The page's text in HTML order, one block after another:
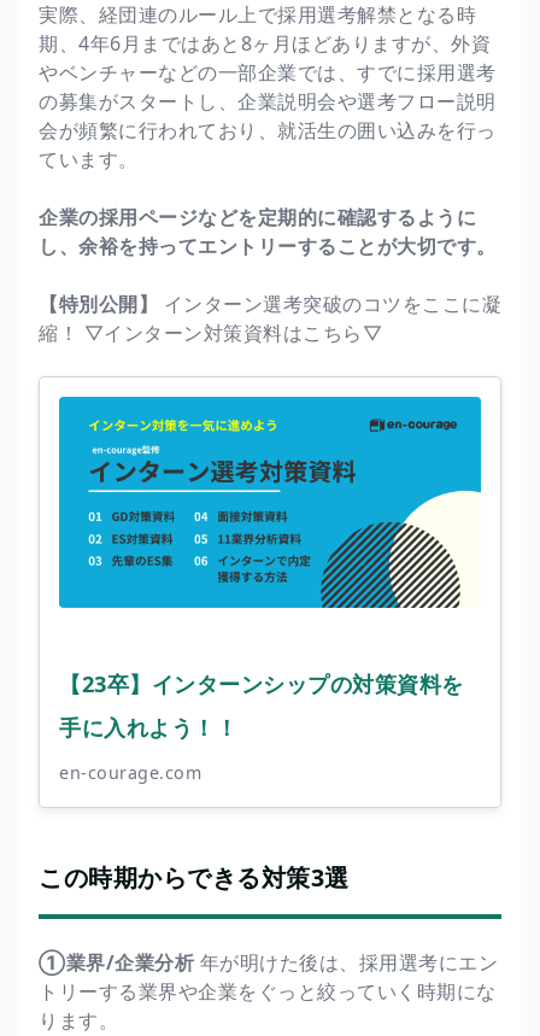
実際、経団連のルール上で採用選考解禁となる時
期、4年6月まではあと8ヶ月ほどありますが、外資
やベンチャーなどの一部企業では、すでに採用選考
の募集がスタートし、企業説明会や選考フロー説明
会が頻繁に行われており、就活生の囲い込みを行っ
ています。
企業の採用ページなどを定期的に確認するように
し、余裕を持ってエントリーすることが大切です。
【特別公開】
インターン選考突破のコツをここに凝
縮！ ▽インターン対策資料はこちら▽
【23卒】インターンシップの対策資料を
手に入れよう！！
en-courage.com
この時期からできる対策3選
①業界/企業分析 年が明けた後は、採用選考にエン
トリーする業界や企業をぐっと絞っていく時期にな
ります。